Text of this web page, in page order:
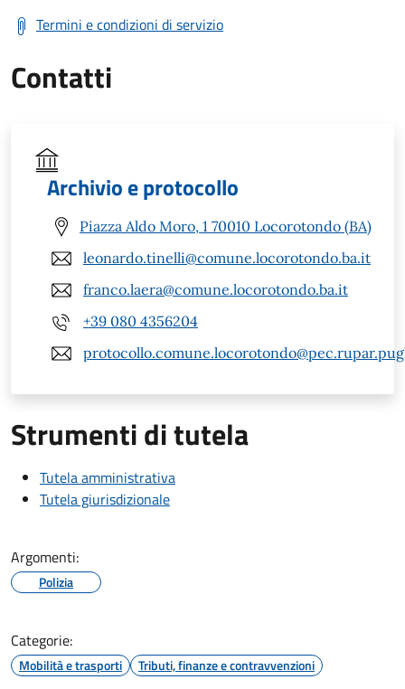
Termini e condizioni di servizio
Contatti
Archivio e protocollo
Piazza Aldo Moro, 1 70010 Locorotondo (BA)
leonardo.tinelli@comune.locorotondo.ba.it
franco.laera@comune.locorotondo.ba.it
+39 080 4356204
Strumenti di tutela
Tutela amministrativa
Tutela giurisdizionale
Argomenti:
Polizia
Categorie:
Mobilità e trasporti Tributi, finanze e contravvenzioni